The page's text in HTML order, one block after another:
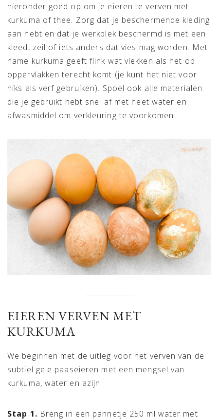
hieronder goed op om je eieren te verven met
kurkuma of thee. Zorg dat je beschermende kleding
aan hebt en dat je werkplek beschermd is met een
kleed, zeil of iets anders dat vies mag worden. Met
name kurkuma geeft flink wat vlekken als het op
oppervlakken terecht komt (je kunt het niet voor
niks als verf gebruiken). Spoel ook alle materialen
die je gebruikt hebt snel af met heet water en
afwasmiddel om verkleuring te voorkomen.
EIEREN VERVEN MET
KURKUMA
We beginnen met de uitleg voor het verven van de
subtiel gele paaseieren met een mengsel van
kurkuma, water en azijn.
Stap 1. Breng in een pannetje 250 ml water met